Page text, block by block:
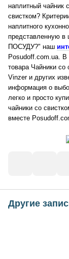
наплитный чайник
свистком?
наплитного
представленную
ПОСУДУ?" наш
Posudoff.com.ua. В
товара Чайники со
Vinzer и других
информация о
легко и просто
чайники со
вместе
Другие